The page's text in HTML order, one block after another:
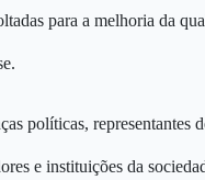
para a melhoria da
políticas, representantes
e instituições da